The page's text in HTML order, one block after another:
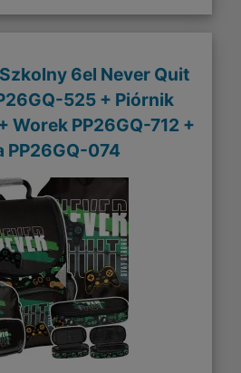
6el Never Quit
525 + Piórnik
Worek PP26GQ-712 +
PP26GQ-074